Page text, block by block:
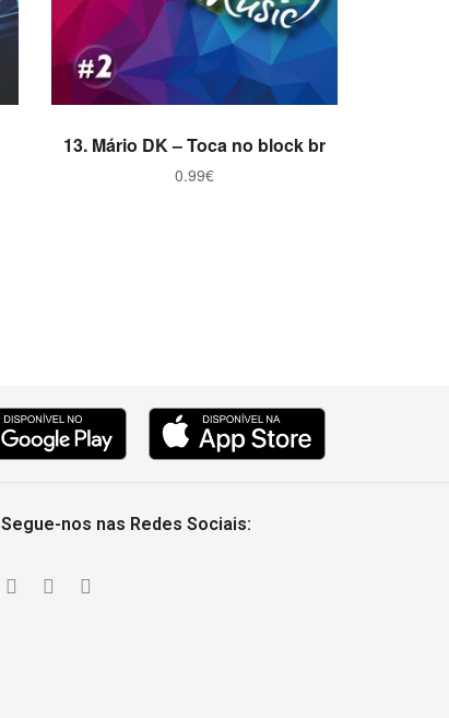
ADICIONAR
13. Mário DK – Toca no block br
0.99€
Segue-nos nas Redes Sociais: